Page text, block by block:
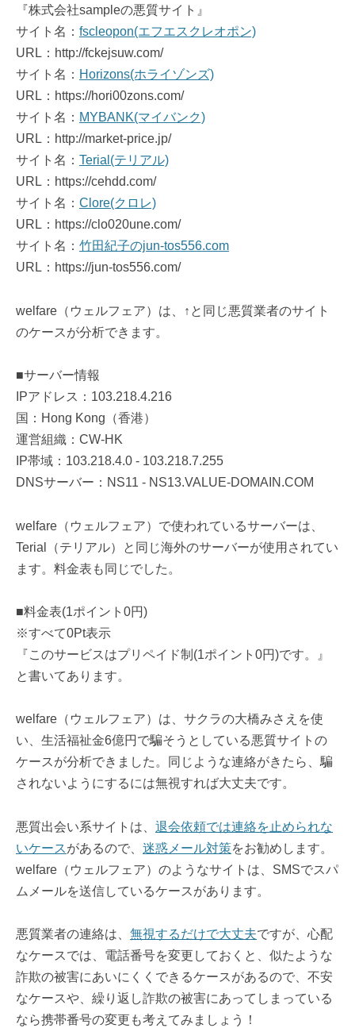
『株式会社sampleの悪質サイト』
サイト名： fscleopon(エフエスクレオポン)
URL：http://fckejsuw.com/
サイト名： Horizons(ホライゾンズ)
URL：https://hori00zons.com/
サイト名： MYBANK(マイバンク)
URL：http://market-price.jp/
サイト名： Terial(テリアル)
URL：https://cehdd.com/
サイト名： Clore(クロレ)
URL：https://clo020une.com/
サイト名： 竹田紀子のjun-tos556.com
URL：https://jun-tos556.com/
welfare（ウェルフェア）は、↑と同じ悪質業者のサイト
のケースが分析できます。
■サーバー情報
IPアドレス：103.218.4.216
国：Hong Kong（香港）
運営組織：CW-HK
IP帯域：103.218.4.0 - 103.218.7.255
DNSサーバー：NS11 - NS13.VALUE-DOMAIN.COM
welfare（ウェルフェア）で使われているサーバーは、
Terial（テリアル）と同じ海外のサーバーが使用されてい
ます。料金表も同じでした。
■料金表(1ポイント0円)
※すべて0Pt表示
『このサービスはプリペイド制(1ポイント0円)です。』
と書いてあります。
welfare（ウェルフェア）は、サクラの大橋みさえを使
い、生活福祉金6億円で騙そうとしている悪質サイトの
ケースが分析できました。同じような連絡がきたら、騙
されないようにするには無視すれば大丈夫です。
悪質出会い系サイトは、 退会依頼では連絡を止められな
いケースがあるので、 迷惑メール対策をお勧めします。
welfare（ウェルフェア）のようなサイトは、SMSでスパ
ムメールを送信しているケースがあります。
悪質業者の連絡は、 無視するだけで大丈夫ですが、心配
なケースでは、電話番号を変更しておくと、似たような
詐欺の被害にあいにくくできるケースがあるので、不安
なケースや、繰り返し詐欺の被害にあってしまっている
なら携帯番号の変更も考えてみましょう！